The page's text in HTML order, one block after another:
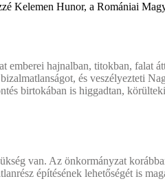
Kelemen Hunor, a Romániai
emberei hajnalban, titokban,
és veszélyezteti
birtokában is higgadtan,
van. Az önkormányzat
építésének lehetőségét is